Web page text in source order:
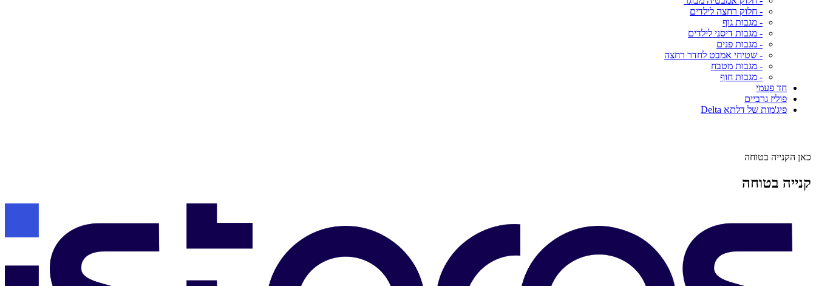
- חלוק רחצה לילדים
- מגבות גוף
- מגבות דיסני לילדים
- מגבות פנים
- שטיחי אמבט לחדר רחצה
- מגבות מטבח
- מגבות חוף
חד פעמי
פוליז גרביים
פיג'מות של דלתא Delta
כאן הקנייה בטוחה
קנייה בטוחה